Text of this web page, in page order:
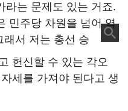
라는 문제도 있는 거죠.
민주당 차원을 넘어 역
래서 저는 총선 승
헌신할 수 있는 각오
세를 가져야 된다고 생